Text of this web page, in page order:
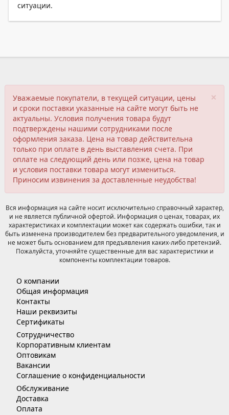
ситуации.
×
Уважаемые покупатели, в текущей ситуации, цены
и сроки поставки указанные на сайте могут быть не
актуальны. Условия получения товара будут
подтверждены нашими сотрудниками после
оформления заказа. Цена на товар действительна
только при оплате в день выставления счета. При
оплате на следующий день или позже, цена на товар
и условия поставки товара могут измениться.
Приносим извинения за доставленные неудобства!
Вся информация на сайте носит исключительно справочный характер,
и не является публичной офертой. Информация о ценах, товарах, их
характеристиках и комплектации может как содержать ошибки, так и
быть изменена производителем без предварительного уведомления, и
не может быть основанием для предъявления каких-либо претензий.
Пожалуйста, уточняйте существенные для вас характеристики и
компоненты комплектации товаров.
О компании
Общая информация
Контакты
Наши реквизиты
Сертификаты
Сотрудничество
Корпоративным клиентам
Оптовикам
Вакансии
Соглашение о конфиденциальности
Обслуживание
Доставка
Оплата